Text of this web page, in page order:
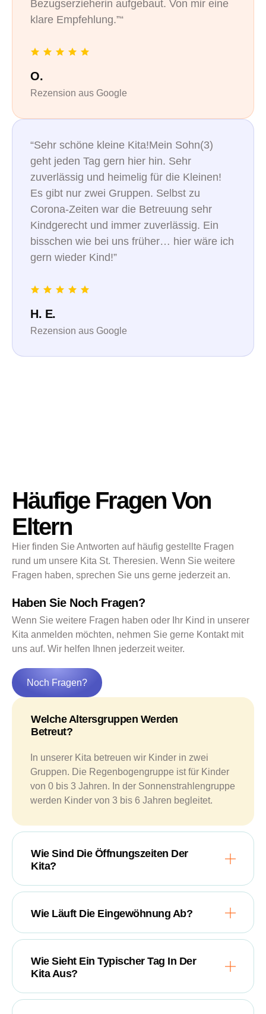
Bezugserzieherin aufgebaut. Von mir eine
klare Empfehlung.”“
O.
Rezension aus Google
“Sehr schöne kleine Kita!Mein Sohn(3)
geht jeden Tag gern hier hin. Sehr
zuverlässig und heimelig für die Kleinen!
Es gibt nur zwei Gruppen. Selbst zu
Corona-Zeiten war die Betreuung sehr
Kindgerecht und immer zuverlässig. Ein
bisschen wie bei uns früher… hier wäre ich
gern wieder Kind!”
H. E.
Rezension aus Google
Welche Altersgruppen Werden
Betreut?
In unserer Kita betreuen wir Kinder in zwei
Gruppen. Die Regenbogengruppe ist für Kinder
von 0 bis 3 Jahren. In der Sonnenstrahlengruppe
werden Kinder von 3 bis 6 Jahren begleitet.
Wie Sind Die Öffnungszeiten Der
Kita?
Wie Läuft Die Eingewöhnung Ab?
Wie Sieht Ein Typischer Tag In Der
Kita Aus?
Häufige Fragen Von
Eltern
Hier finden Sie Antworten auf häufig gestellte Fragen
rund um unsere Kita St. Theresien. Wenn Sie weitere
Fragen haben, sprechen Sie uns gerne jederzeit an.
Haben Sie Noch Fragen?
Wenn Sie weitere Fragen haben oder Ihr Kind in unserer
Kita anmelden möchten, nehmen Sie gerne Kontakt mit
uns auf. Wir helfen Ihnen jederzeit weiter.
Noch Fragen?